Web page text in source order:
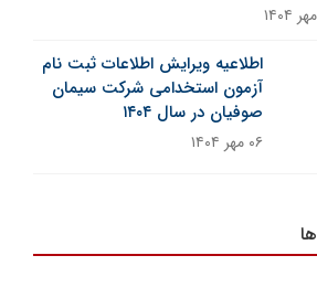
اطلاعیه ویرایش اطلاعات ثبت نام
آزمون استخدامی شرکت سیمان
صوفیان در سال ۱۴۰۴
۰۶ مهر ۱۴۰۴